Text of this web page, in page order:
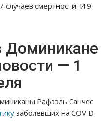
случаев смертности. И 9
Доминикане
— 1
Рафаэль Санчес
заболевших на COVID-